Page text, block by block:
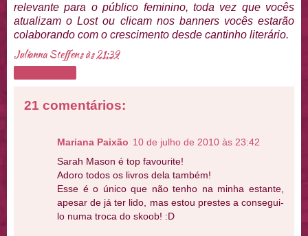
relevante para o público feminino, toda vez que vocês
atualizam o Lost ou clicam nos banners vocês estarão
colaborando com o crescimento desde cantinho literário.
Julianna Steffensàs21:39
21 comentários:
Mariana Paixão 10 de julho de 2010 às 23:42
Sarah Mason é top favourite!
Adoro todos os livros dela também!
Esse é o único que não tenho na minha estante,
apesar de já ter lido, mas estou prestes a consegui-
lo numa troca do skoob! :D